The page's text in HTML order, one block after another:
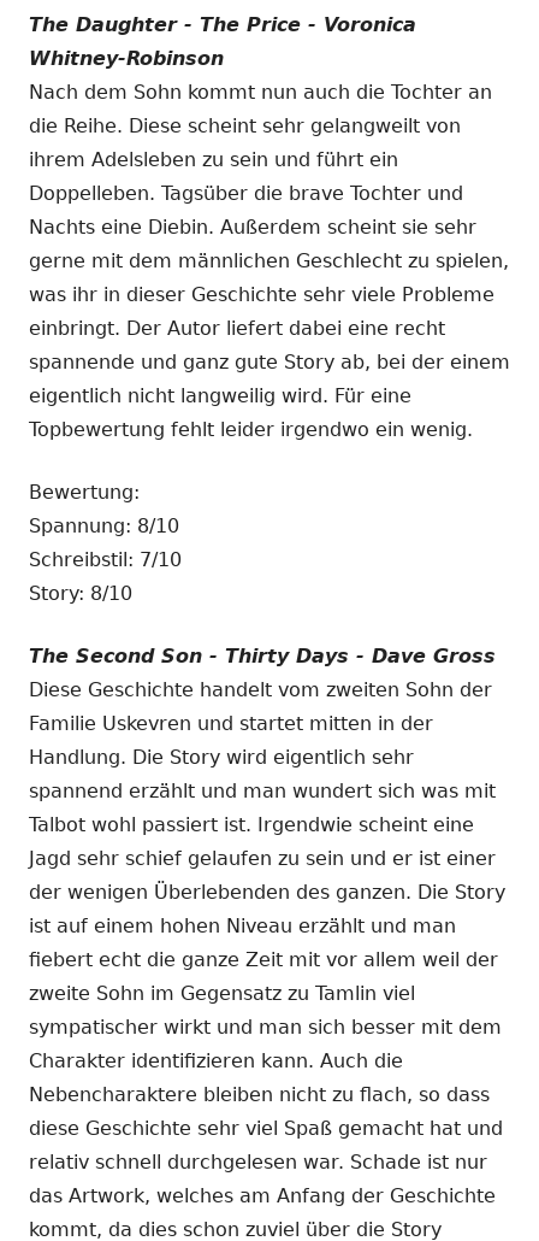
The Daughter - The Price - Voronica
Whitney-Robinson
Nach dem Sohn kommt nun auch die Tochter an
die Reihe. Diese scheint sehr gelangweilt von
ihrem Adelsleben zu sein und führt ein
Doppelleben. Tagsüber die brave Tochter und
Nachts eine Diebin. Außerdem scheint sie sehr
gerne mit dem männlichen Geschlecht zu spielen,
was ihr in dieser Geschichte sehr viele Probleme
einbringt. Der Autor liefert dabei eine recht
spannende und ganz gute Story ab, bei der einem
eigentlich nicht langweilig wird. Für eine
Topbewertung fehlt leider irgendwo ein wenig.
Bewertung:
Spannung: 8/10
Schreibstil: 7/10
Story: 8/10
The Second Son - Thirty Days - Dave Gross
Diese Geschichte handelt vom zweiten Sohn der
Familie Uskevren und startet mitten in der
Handlung. Die Story wird eigentlich sehr
spannend erzählt und man wundert sich was mit
Talbot wohl passiert ist. Irgendwie scheint eine
Jagd sehr schief gelaufen zu sein und er ist einer
der wenigen Überlebenden des ganzen. Die Story
ist auf einem hohen Niveau erzählt und man
fiebert echt die ganze Zeit mit vor allem weil der
zweite Sohn im Gegensatz zu Tamlin viel
sympatischer wirkt und man sich besser mit dem
Charakter identifizieren kann. Auch die
Nebencharaktere bleiben nicht zu flach, so dass
diese Geschichte sehr viel Spaß gemacht hat und
relativ schnell durchgelesen war. Schade ist nur
das Artwork, welches am Anfang der Geschichte
kommt, da dies schon zuviel über die Story